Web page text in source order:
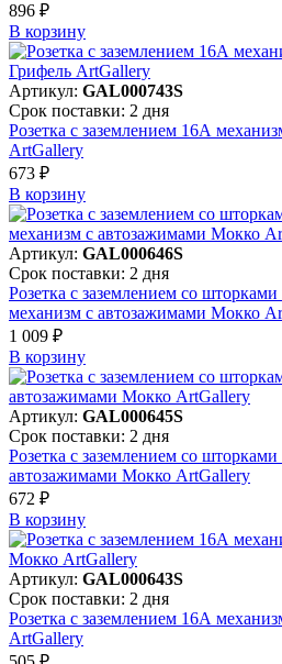
896 ₽
В корзинy
Артикул: GAL000743S
Срок поставки: 2 дня
Розетка с заземлением 16А
ArtGallery
673 ₽
В корзинy
Артикул: GAL000646S
Срок поставки: 2 дня
Розетка с заземлением со
механизм с автозажимами Мокко
1 009 ₽
В корзинy
Артикул: GAL000645S
Срок поставки: 2 дня
Розетка с заземлением со
автозажимами Мокко ArtGallery
672 ₽
В корзинy
Артикул: GAL000643S
Срок поставки: 2 дня
Розетка с заземлением 16А
ArtGallery